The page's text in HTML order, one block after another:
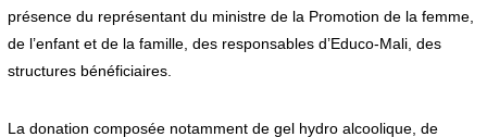
présence du représentant du ministre de la Promotion de la femme,
de l’enfant et de la famille, des responsables d’Educo-Mali, des
structures bénéficiaires.
La donation composée notamment de gel hydro alcoolique, de